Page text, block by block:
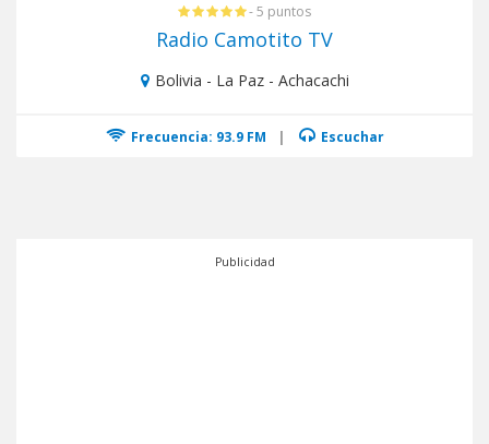
- 5 puntos
Radio Camotito TV
Bolivia - La Paz - Achacachi
Frecuencia: 93.9 FM | Escuchar
Publicidad